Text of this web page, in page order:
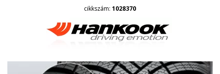
cikkszám: 1028370